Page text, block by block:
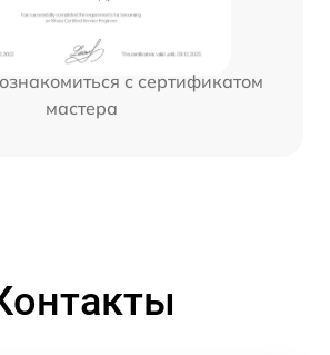
с сертификатом
мастера